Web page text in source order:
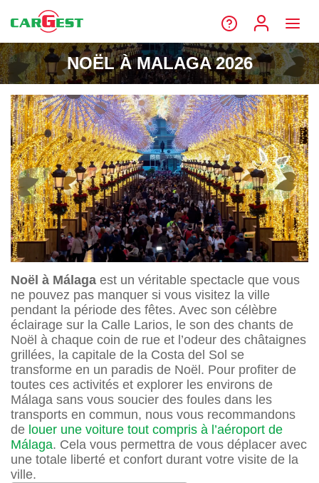
NOËL À MALAGA 2026
Noël à Málaga est un véritable spectacle que vous
ne pouvez pas manquer si vous visitez la ville
pendant la période des fêtes. Avec son célèbre
éclairage sur la Calle Larios, le son des chants de
Noël à chaque coin de rue et l’odeur des châtaignes
grillées, la capitale de la Costa del Sol se
transforme en un paradis de Noël. Pour profiter de
toutes ces activités et explorer les environs de
Málaga sans vous soucier des foules dans les
transports en commun, nous vous recommandons
de louer une voiture tout compris à l’aéroport de
Málaga. Cela vous permettra de vous déplacer avec
une totale liberté et confort durant votre visite de la
ville.